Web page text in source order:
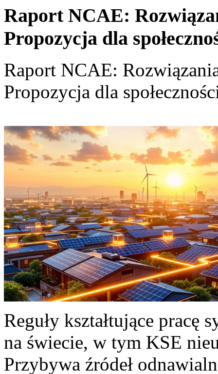
Raport NCAE:
Propozycja dla
Raport NCAE:
Propozycja dla
Reguły kształtujące pracę
na świecie, w tym KSE
Przybywa źródeł